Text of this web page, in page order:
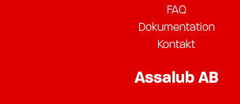
FAQ
Dokumentation
Kontakt
Assalub AB